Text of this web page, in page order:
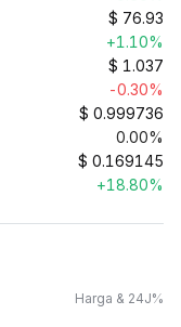
$ 76.93
+1.10%
$ 1.037
-0.30%
$ 0.999736
0.00%
$ 0.169145
+18.80%
Harga & 24J%